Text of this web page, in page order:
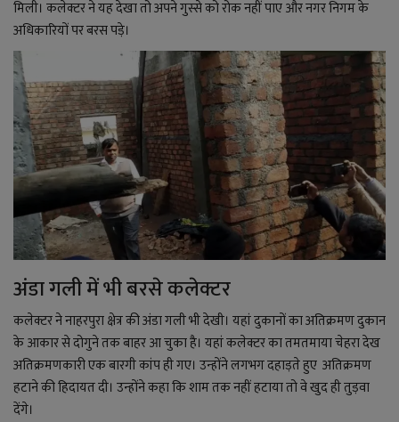
मिली। कलेक्टर ने यह देखा तो अपने गुस्से को रोक नहीं पाए और नगर निगम के
अधिकारियों पर बरस पड़े।
अंडा गली में भी बरसे कलेक्टर
कलेक्टर ने नाहरपुरा क्षेत्र की अंडा गली भी देखी। यहां दुकानों का अतिक्रमण दुकान
के आकार से दोगुने तक बाहर आ चुका है। यहां कलेक्टर का तमतमाया चेहरा देख
अतिक्रमणकारी एक बारगी कांप ही गए। उन्होंने लगभग दहाड़ते हुए अतिक्रमण
हटाने की हिदायत दी। उन्होंने कहा कि शाम तक नहीं हटाया तो वे खुद ही तुड़वा
देंगे।